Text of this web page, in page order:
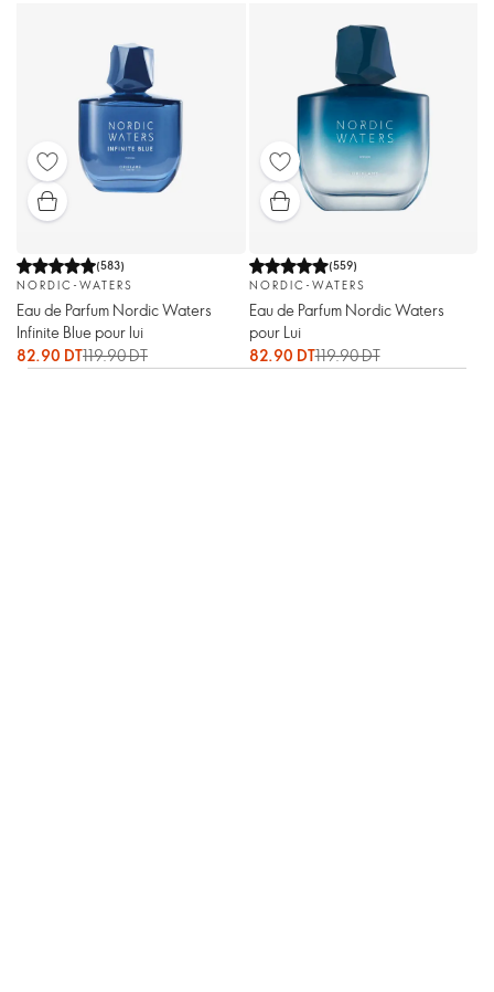
(583)
NORDIC-WATERS
Eau de Parfum Nordic Waters
Infinite Blue pour lui
82.90 DT119.90 DT
(559)
NORDIC-WATERS
Eau de Parfum Nordic Waters
pour Lui
82.90 DT119.90 DT